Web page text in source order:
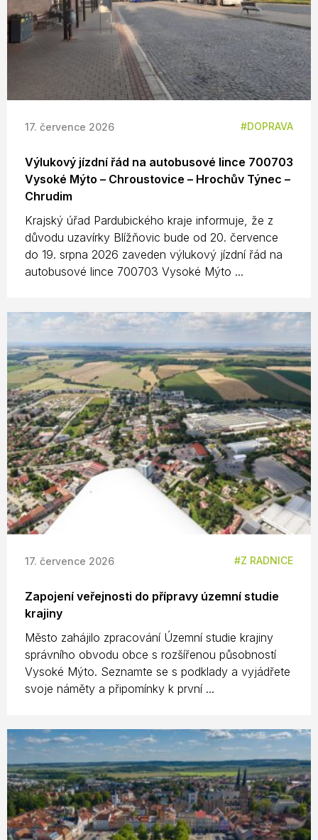
17. července 2026 DOPRAVA
Výlukový jízdní řád na autobusové lince 700703
Vysoké Mýto – Chroustovice – Hrochův Týnec –
Chrudim
Krajský úřad Pardubického kraje informuje, že z
důvodu uzavírky Blížňovic bude od 20. července
do 19. srpna 2026 zaveden výlukový jízdní řád na
autobusové lince 700703 Vysoké Mýto ...
17. července 2026 Z RADNICE
Zapojení veřejnosti do přípravy územní studie
krajiny
Město zahájilo zpracování Územní studie krajiny
správního obvodu obce s rozšířenou působností
Vysoké Mýto. Seznamte se s podklady a vyjádřete
svoje náměty a připomínky k první ...